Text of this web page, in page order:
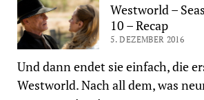
Westworld –
10 – Recap
5. DEZEMBER 2016
Und dann endet sie einfach, die
Westworld. Nach all dem, was